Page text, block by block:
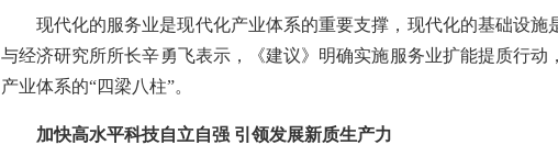
现代化的服务业是现代化产业体系的重要支撑，现代化的基础设
与经济研究所所长辛勇飞表示，《建议》明确实施服务业扩能提质行
产业体系的“四梁八柱”。
加快高水平科技自立自强 引领发展新质生产力